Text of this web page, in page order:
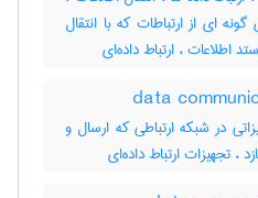
ای از ارتباطات که با انتقال
اطلاعات ، ارتباط داده‌ای
در شبکه ارتباطی که ارسال و
، تجهیزات ارتباط داده‌ای